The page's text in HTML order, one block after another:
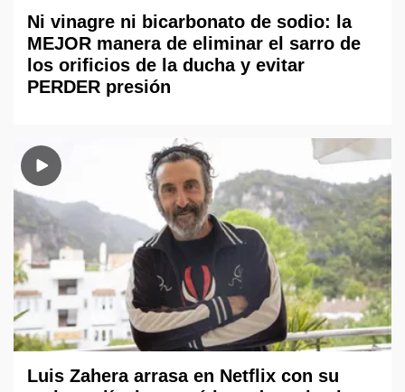
Ni vinagre ni bicarbonato de sodio: la
MEJOR manera de eliminar el sarro de
los orificios de la ducha y evitar
PERDER presión
Luis Zahera arrasa en Netflix con su